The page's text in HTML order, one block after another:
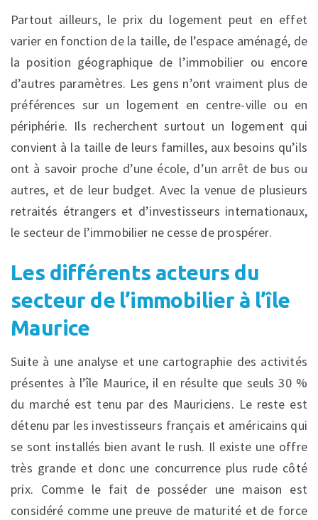
Partout ailleurs, le prix du logement peut en effet
varier en fonction de la taille, de l’espace aménagé, de
la position géographique de l’immobilier ou encore
d’autres paramètres. Les gens n’ont vraiment plus de
préférences sur un logement en centre-ville ou en
périphérie. Ils recherchent surtout un logement qui
convient à la taille de leurs familles, aux besoins qu’ils
ont à savoir proche d’une école, d’un arrêt de bus ou
autres, et de leur budget. Avec la venue de plusieurs
retraités étrangers et d’investisseurs internationaux,
le secteur de l’immobilier ne cesse de prospérer.
Les différents acteurs du
secteur de l’immobilier à l’île
Maurice
Suite à une analyse et une cartographie des activités
présentes à l’île Maurice, il en résulte que seuls 30 %
du marché est tenu par des Mauriciens. Le reste est
détenu par les investisseurs français et américains qui
se sont installés bien avant le rush. Il existe une offre
très grande et donc une concurrence plus rude côté
prix. Comme le fait de posséder une maison est
considéré comme une preuve de maturité et de force